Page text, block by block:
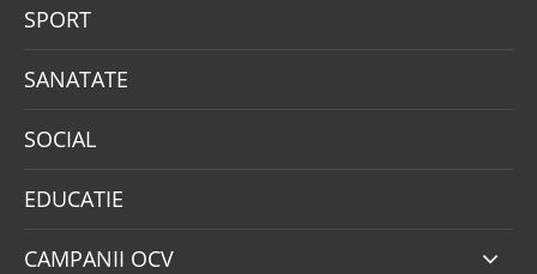
SPORT
SANATATE
SOCIAL
EDUCATIE
CAMPANII OCV